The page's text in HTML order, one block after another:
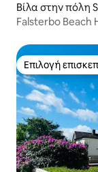
Βίλα στην πόλη
Falsterbo Beach
Επιλογή
Επιλογή